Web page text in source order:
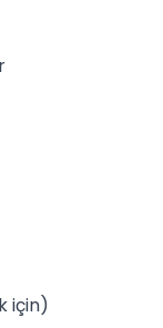
için)